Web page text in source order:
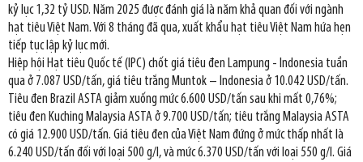
kỷ lục 1,32 tỷ USD. Năm 2025 được đánh giá là năm khả quan đối với ngành
hạt tiêu Việt Nam. Với 8 tháng đã qua, xuất khẩu hạt tiêu Việt Nam hứa hẹn
tiếp tục lập kỷ lục mới.
Hiệp hội Hạt tiêu Quốc tế (IPC) chốt giá tiêu đen Lampung - Indonesia tuần
qua ở 7.087 USD/tấn, giá tiêu trắng Muntok – Indonesia ở 10.042 USD/tấn.
Tiêu đen Brazil ASTA giảm xuống mức 6.600 USD/tấn sau khi mất 0,76%;
tiêu đen Kuching Malaysia ASTA ở 9.700 USD/tấn; tiêu trắng Malaysia ASTA
có giá 12.900 USD/tấn. Giá tiêu đen của Việt Nam đứng ở mức thấp nhất là
6.240 USD/tấn đối với loại 500 g/l, và mức 6.370 USD/tấn với loại 550 g/l. Giá